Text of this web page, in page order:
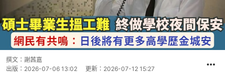
撰文： 謝茜嘉
出版： 2026-07-06 13:02 更新： 2026-07-12 15:27